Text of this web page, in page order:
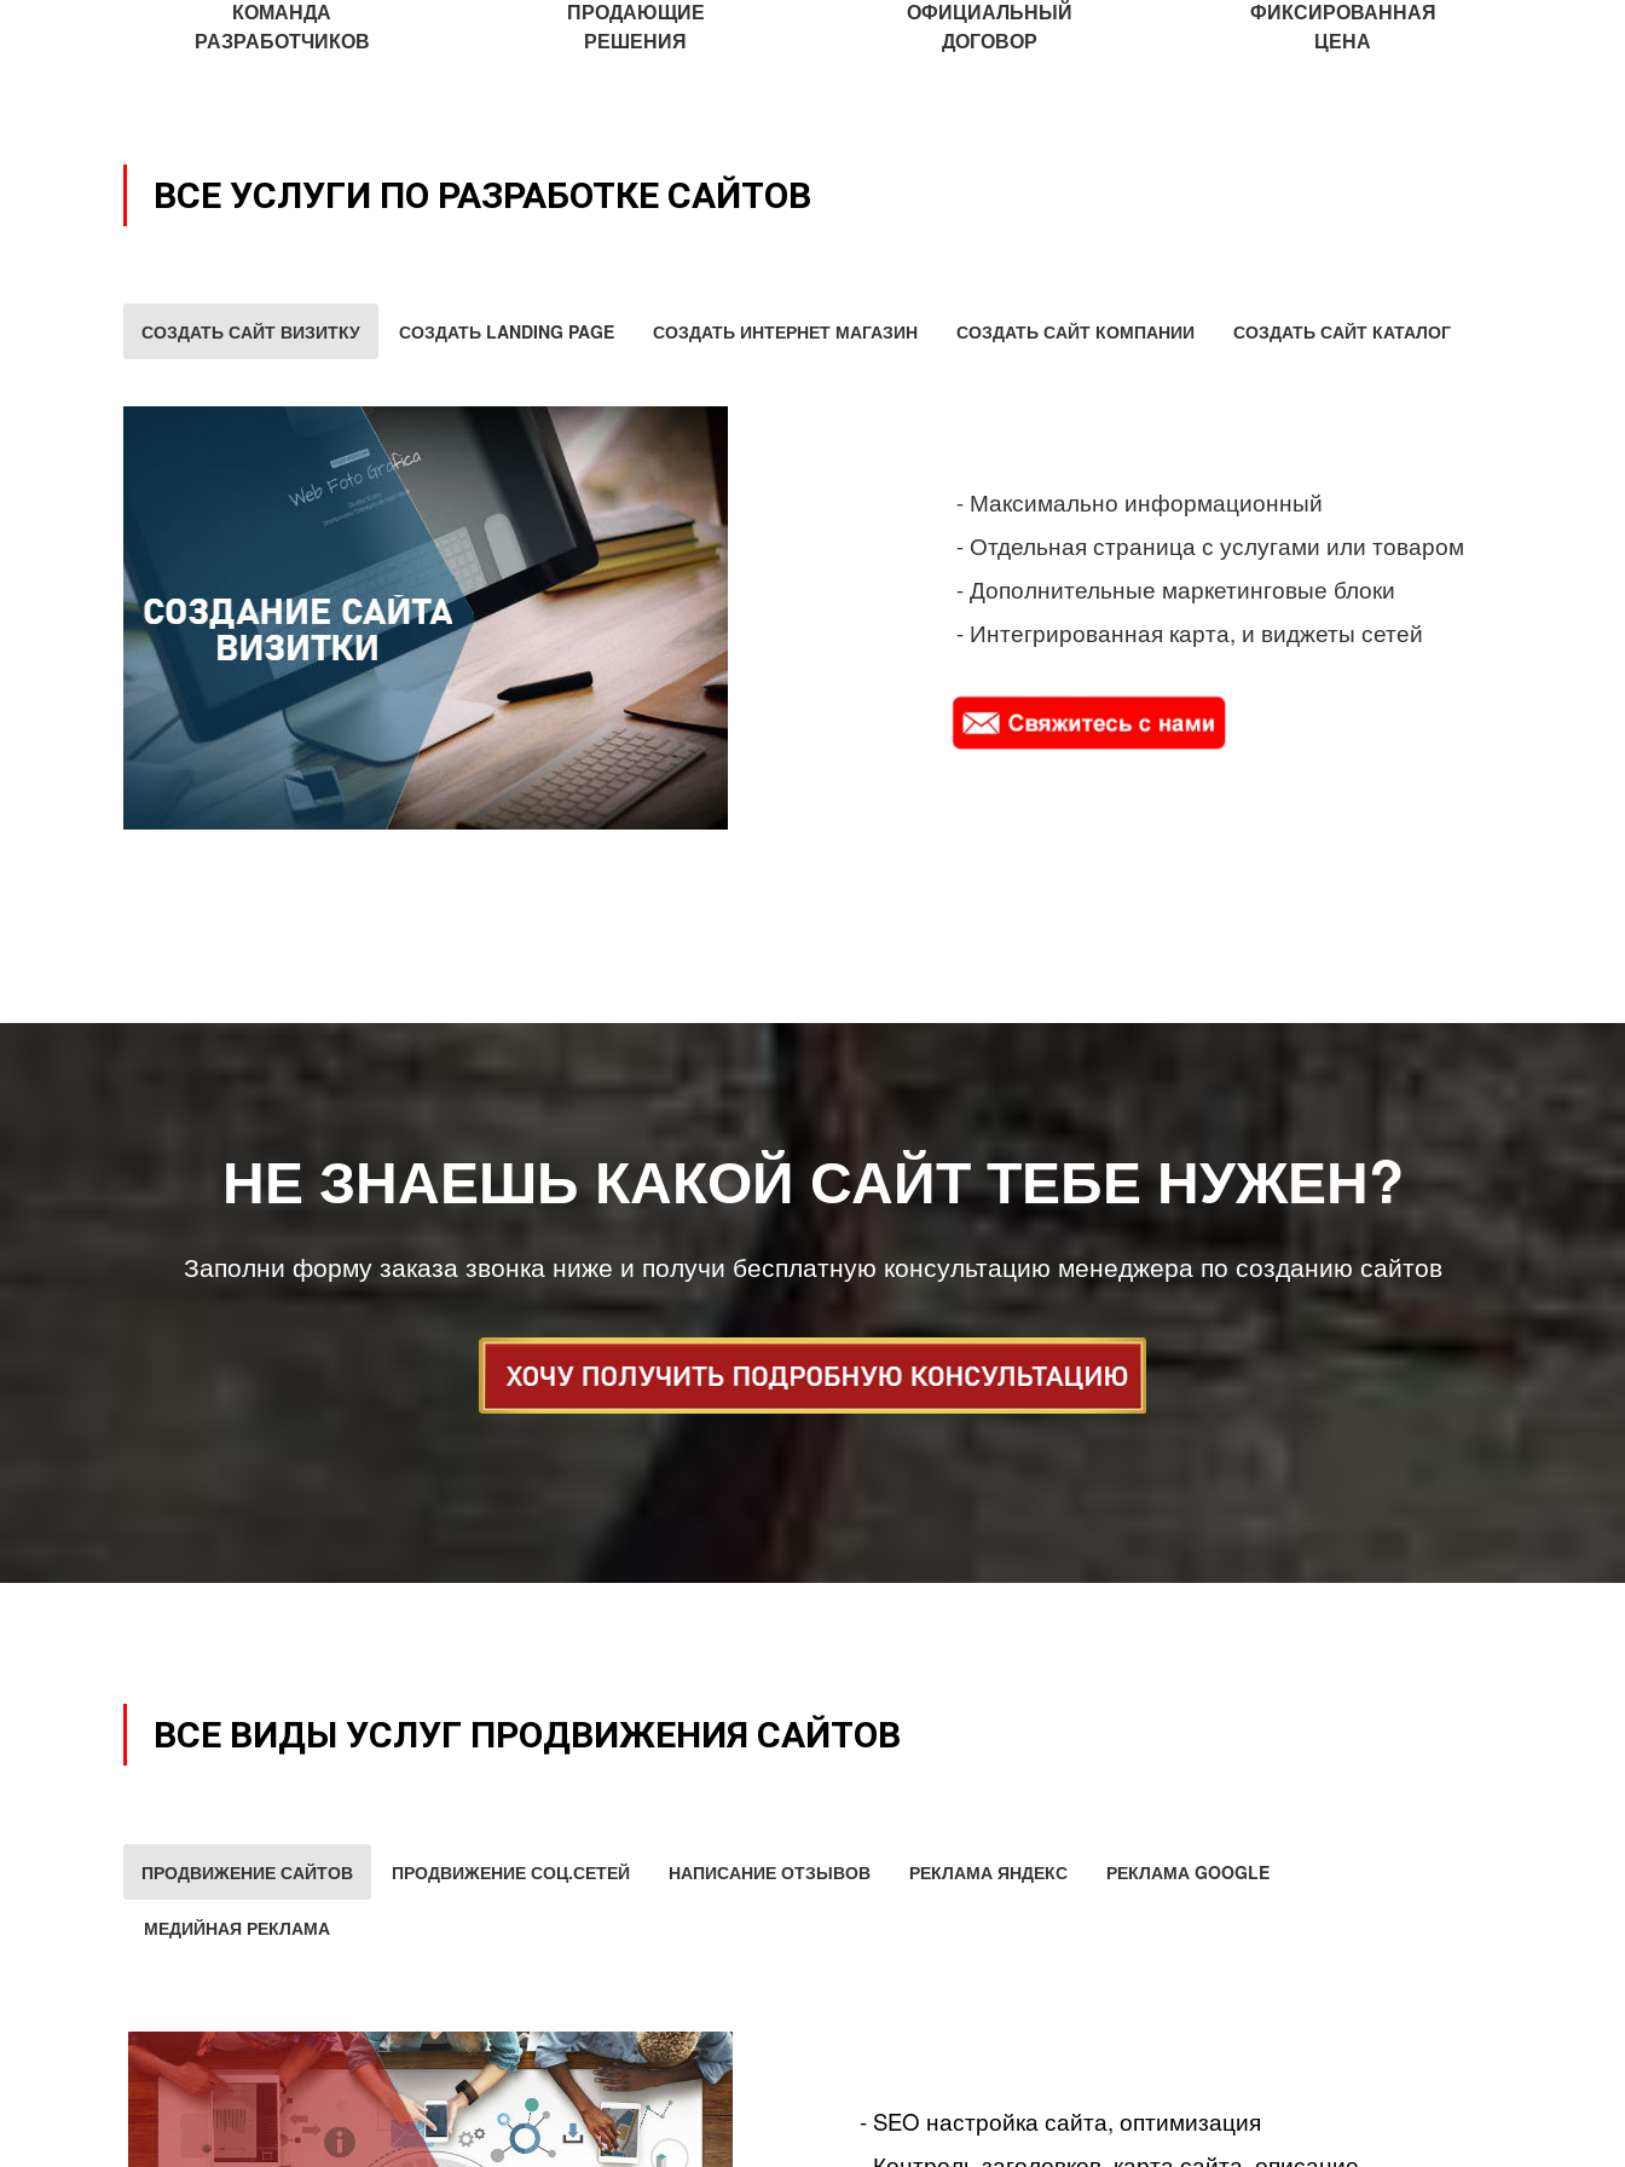
КОМАНДА
РАЗРАБОТЧИКОВ
ПРОДАЮЩИЕ
РЕШЕНИЯ
ОФИЦИАЛЬНЫЙ
ДОГОВОР
ФИКСИРОВАННАЯ
ЦЕНА
ВСЕ УСЛУГИ ПО РАЗРАБОТКЕ САЙТОВ
СОЗДАТЬ САЙТ ВИЗИТКУ СОЗДАТЬ LANDING PAGE СОЗДАТЬ ИНТЕРНЕТ МАГАЗИН СОЗДАТЬ САЙТ КОМПАНИИ СОЗДАТЬ САЙТ КАТАЛОГ
- Максимально информационный
- Отдельная страница с услугами или товаром
- Дополнительные маркетинговые блоки
- Интегрированная карта, и виджеты сетей
НЕ ЗНАЕШЬ КАКОЙ САЙТ ТЕБЕ НУЖЕН?
Заполни форму заказа звонка ниже и получи бесплатную консультацию менеджера по созданию сайтов
ВСЕ ВИДЫ УСЛУГ ПРОДВИЖЕНИЯ САЙТОВ
ПРОДВИЖЕНИЕ САЙТОВ ПРОДВИЖЕНИЕ СОЦ.СЕТЕЙ НАПИСАНИЕ ОТЗЫВОВ РЕКЛАМА ЯНДЕКС РЕКЛАМА GOOGLE
МЕДИЙНАЯ РЕКЛАМА
- SEO настройка сайта, оптимизация